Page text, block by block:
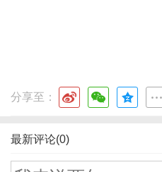
分享至：
最新评论(0)